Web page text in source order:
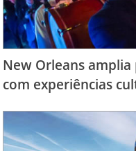
New Orleans amplia
com experiências